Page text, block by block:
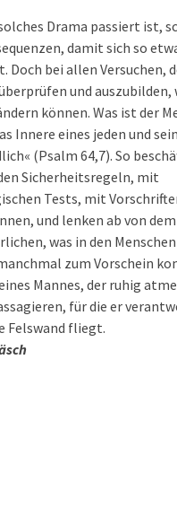
Drama passiert ist,
damit sich so
Doch bei allen Versuchen,
und auszubilden,
können. Was ist der
Innere eines jeden und
(Psalm 64,7). So
Sicherheitsregeln, mit
Tests, mit
und lenken ab von dem
was in den
zum Vorschein
Mannes, der ruhig
für die er
Felswand fliegt.